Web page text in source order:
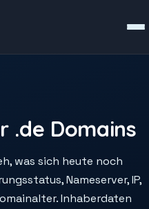
.de Domains
was sich heute noch
Nameserver, IP,
Inhaberdaten